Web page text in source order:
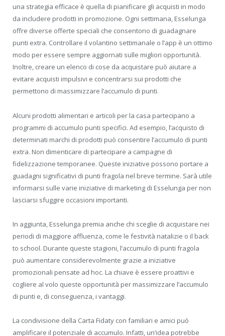
una strategia efficace è quella di pianificare gli acquisti in modo
da includere prodotti in promozione. Ogni settimana, Esselunga
offre diverse offerte speciali che consentono di guadagnare
punti extra. Controllare il volantino settimanale o l’app è un ottimo
modo per essere sempre aggiornati sulle migliori opportunità.
Inoltre, creare un elenco di cose da acquistare può aiutare a
evitare acquisti impulsivi e concentrarsi sui prodotti che
permettono di massimizzare l’accumulo di punti.
Alcuni prodotti alimentari e articoli per la casa partecipano a
programmi di accumulo punti specifici. Ad esempio, l’acquisto di
determinati marchi di prodotti può consentire l’accumulo di punti
extra. Non dimenticare di partecipare a campagne di
fidelizzazione temporanee. Queste iniziative possono portare a
guadagni significativi di punti fragola nel breve termine. Sarà utile
informarsi sulle varie iniziative di marketing di Esselunga per non
lasciarsi sfuggire occasioni importanti.
In aggiunta, Esselunga premia anche chi sceglie di acquistare nei
periodi di maggiore affluenza, come le festività natalizie o il back
to school. Durante queste stagioni, l’accumulo di punti fragola
può aumentare considerevolmente grazie a iniziative
promozionali pensate ad hoc. La chiave è essere proattivi e
cogliere al volo queste opportunità per massimizzare l’accumulo
di punti e, di conseguenza, i vantaggi.
La condivisione della Carta Fidaty con familiari e amici può
amplificare il potenziale di accumulo. Infatti, un’idea potrebbe